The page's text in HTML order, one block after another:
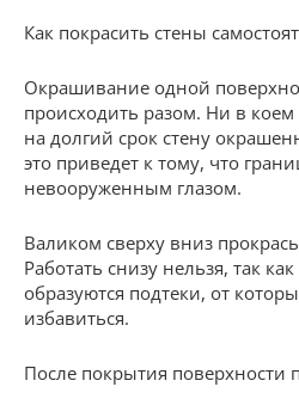
Как покрасить стены
Окрашивание одной
происходить разом. Ни в коем
на долгий срок стену
это приведет к тому, что
невооруженным глазом.
Валиком сверху вниз
Работать снизу нельзя, так
образуются подтеки, от
избавиться.
После покрытия поверхности